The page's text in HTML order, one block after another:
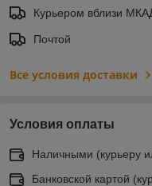
Курьером вблизи
Почтой
Все условия доставки
Условия оплаты
Наличными (курьеру
Банковской картой